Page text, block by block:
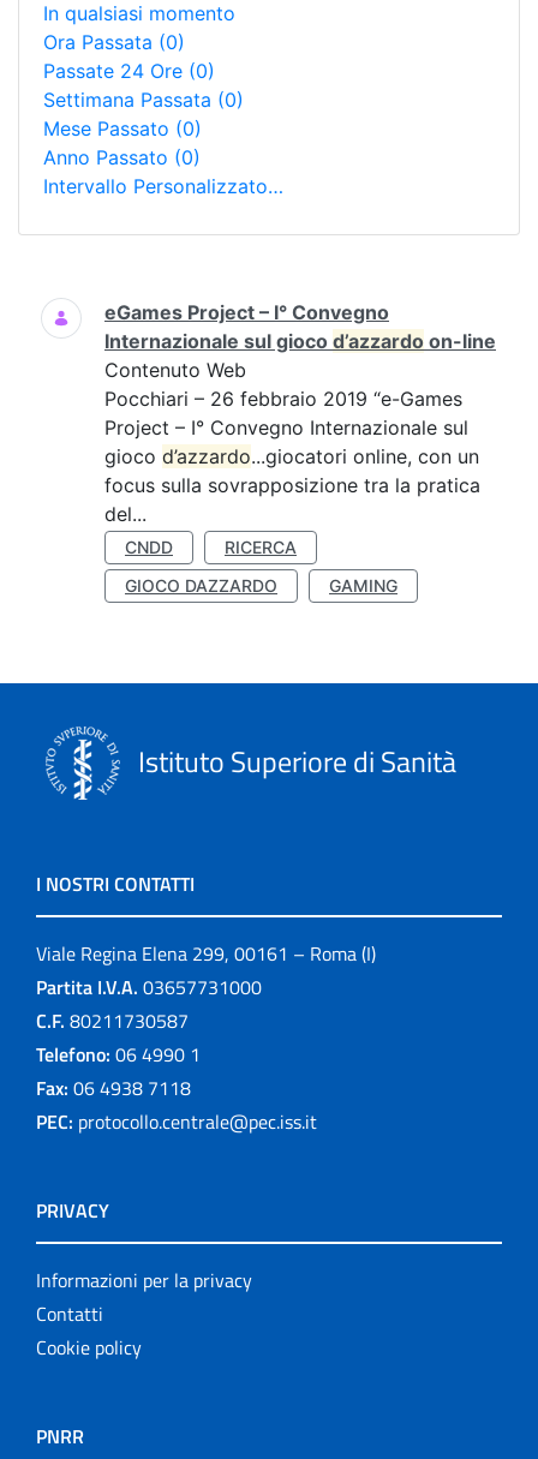
In qualsiasi momento
Ora Passata (0)
Passate 24 Ore (0)
Settimana Passata (0)
Mese Passato (0)
Anno Passato (0)
Intervallo Personalizzato…
Ricerca
eGames Project – I° Convegno
Internazionale sul gioco d’azzardo on-line
Contenuto Web
Pocchiari – 26 febbraio 2019 “e-Games
Project – I° Convegno Internazionale sul
gioco d’azzardo...giocatori online, con un
focus sulla sovrapposizione tra la pratica
del...
CNDD
RICERCA
GIOCO DAZZARDO
GAMING
Istituto Superiore di Sanità
I NOSTRI CONTATTI
Viale Regina Elena 299, 00161 – Roma (I)
Partita I.V.A. 03657731000
C.F. 80211730587
Telefono: 06 4990 1
Fax: 06 4938 7118
PEC: protocollo.centrale@pec.iss.it
PRIVACY
Informazioni per la privacy
Contatti
Cookie policy
PNRR